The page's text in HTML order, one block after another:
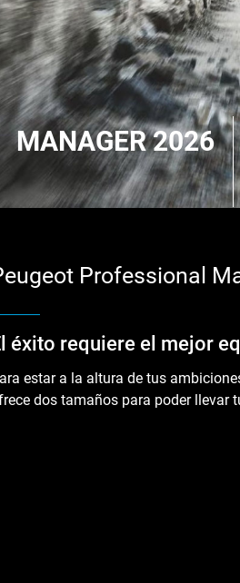
MANAGER 2026
Professional
éxito requiere el mejor
estar a la altura de tus
dos tamaños para poder llevar